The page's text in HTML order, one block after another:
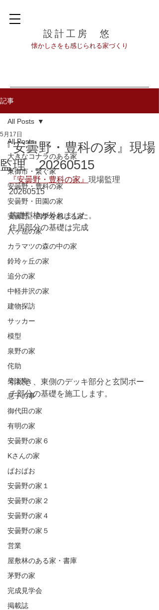
設計工房 悠
​懐かしさをも感じられる家づくり
記事
All Posts
大きなコナラのある家
東御市・繋ぐ家
安曇野・豊科の家
安曇野・田園の家
安曇野・四季を感じる家
八ヶ岳の家
カラマツの森の中の家
鈴玲ヶ丘の家
追分の家
中軽井沢の家
建物探訪
サッカー
模型
泉野の家
侘助
柴楽庵
息子の事
御代田の家
有明の家
安曇野の家６
Kさんの家
ぱおぱお
安曇野の家１
安曇野の家２
安曇野の家４
安曇野の家５
営業
屋敷林のある家・書庫
茅野の家
完成見学会
掲載誌
All Posts
『安曇野・豊科の家』現場
監理 20260515
5月17日
『安曇野・豊科の家』 現場監理
20260515
基礎型枠が外れました。
住居部分の基礎は完成
引続き、東側のデッキ部分と玄関ポー
チ部分の基礎を施工します。